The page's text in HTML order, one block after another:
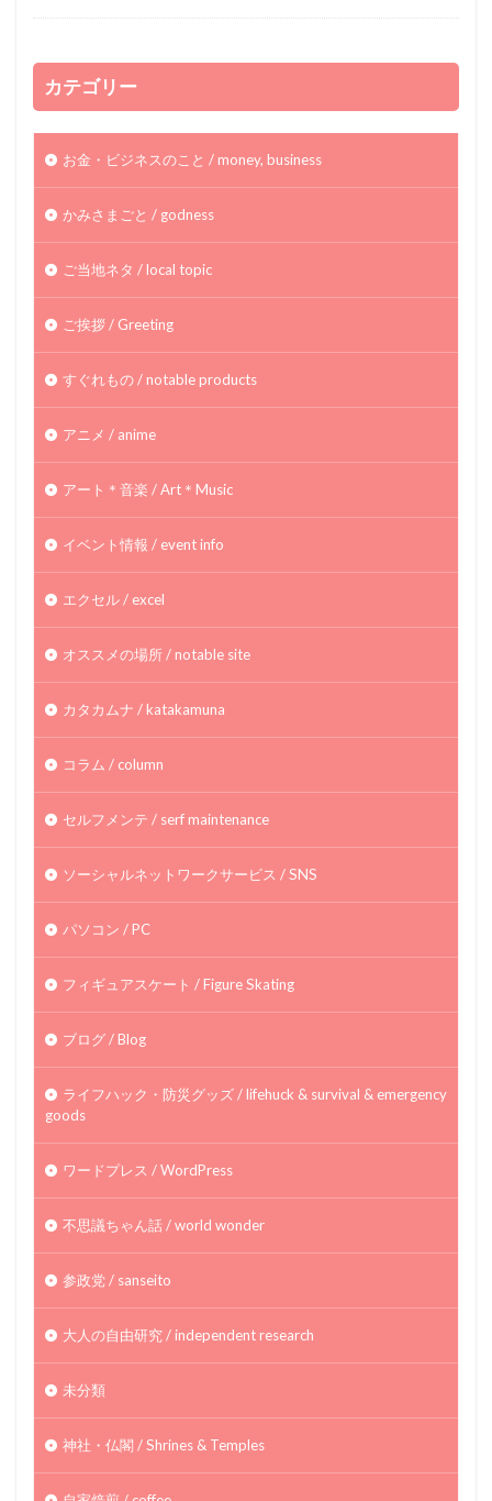
カテゴリー
お金・ビジネスのこと / money, business
かみさまごと / godness
ご当地ネタ / local topic
ご挨拶 / Greeting
すぐれもの / notable products
アニメ / anime
アート＊音楽 / Art＊Music
イベント情報 / event info
エクセル / excel
オススメの場所 / notable site
カタカムナ / katakamuna
コラム / column
セルフメンテ / serf maintenance
ソーシャルネットワークサービス / SNS
パソコン / PC
フィギュアスケート / Figure Skating
ブログ / Blog
ライフハック・防災グッズ / lifehuck & survival & emergency
goods
ワードプレス / WordPress
不思議ちゃん話 / world wonder
参政党 / sanseito
大人の自由研究 / independent research
未分類
神社・仏閣 / Shrines & Temples